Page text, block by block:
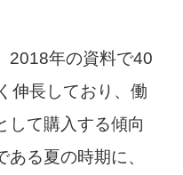
2018年の資料で40
伸長しており、働
して購入する傾向
る夏の時期に、